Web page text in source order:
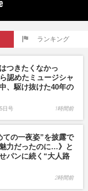
ランキング
つきたくなかっ
認めたミュージシャ
、駆け抜けた40年の
日号 1時間前
ての一夜姿”を披露で
力だったのに…》と
パンに続く“大人路
2時間前